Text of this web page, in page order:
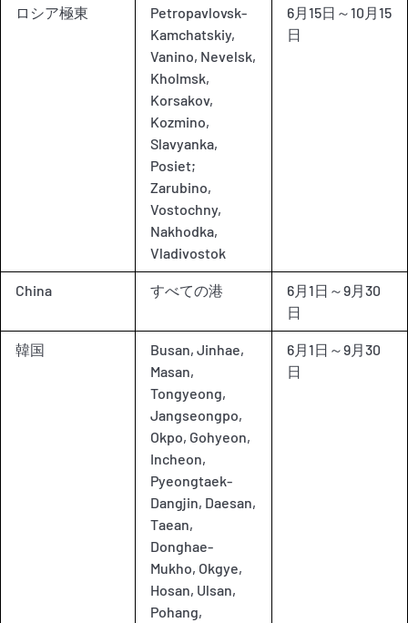
ロシア極東
Petropavlovsk-
Kamchatskiy,
Vanino, Nevelsk,
Kholmsk,
Korsakov,
Kozmino,
Slavyanka,
Posiet;
Zarubino,
Vostochny,
Nakhodka,
Vladivostok
6月15日～10月15
日
China すべての港
6月1日～9月30
日
韓国
Busan, Jinhae,
Masan,
Tongyeong,
Jangseongpo,
Okpo, Gohyeon,
Incheon,
Pyeongtaek-
Dangjin, Daesan,
Taean,
Donghae-
Mukho, Okgye,
Hosan, Ulsan,
Pohang,
6月1日～9月30
日